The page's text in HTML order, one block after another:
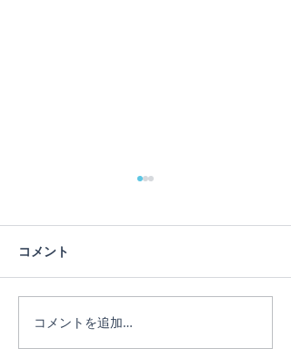
蓮の花
コメント
コメントを追加…